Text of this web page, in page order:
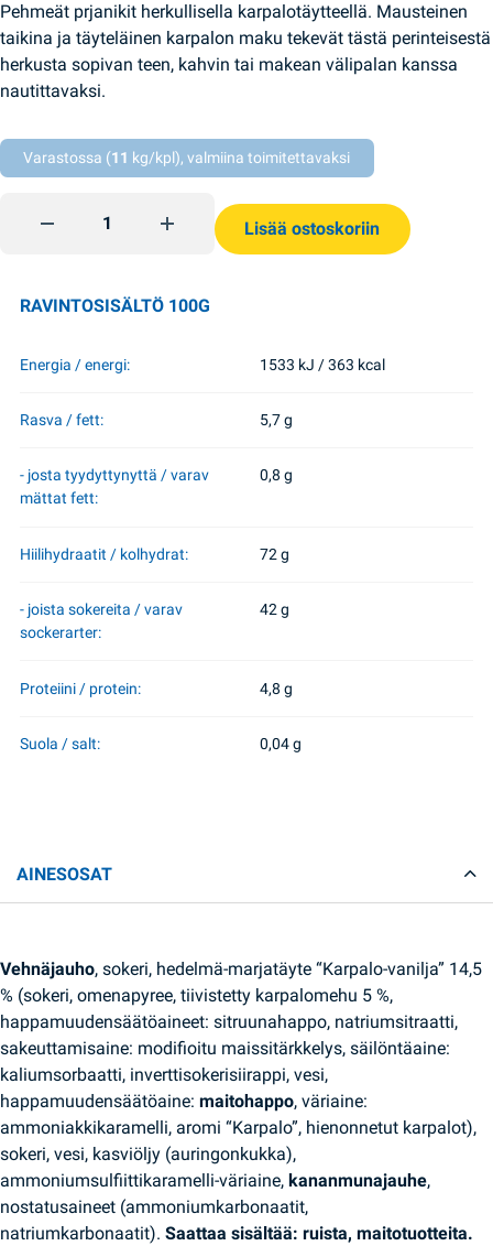
Pehmeät prjanikit herkullisella karpalotäytteellä. Mausteinen
taikina ja täyteläinen karpalon maku tekevät tästä perinteisestä
herkusta sopivan teen, kahvin tai makean välipalan kanssa
nautittavaksi.
Varastossa (11 kg/kpl), valmiina toimitettavaksi
Pryaniki karpalotäyte 250g KH quantity
Lisää ostoskoriin
RAVINTOSISÄLTÖ 100G
Energia / energi: 1533 kJ / 363 kcal
Rasva / fett: 5,7 g
- josta tyydyttynyttä / varav
mättat fett:
0,8 g
Hiilihydraatit / kolhydrat: 72 g
- joista sokereita / varav
sockerarter:
42 g
Proteiini / protein: 4,8 g
Suola / salt: 0,04 g
AINESOSAT
Vehnäjauho, sokeri, hedelmä-marjatäyte “Karpalo-vanilja” 14,5
% (sokeri, omenapyree, tiivistetty karpalomehu 5 %,
happamuudensäätöaineet: sitruunahappo, natriumsitraatti,
sakeuttamisaine: modifioitu maissitärkkelys, säilöntäaine:
kaliumsorbaatti, inverttisokerisiirappi, vesi,
happamuudensäätöaine: maitohappo, väriaine:
ammoniakkikaramelli, aromi “Karpalo”, hienonnetut karpalot),
sokeri, vesi, kasviöljy (auringonkukka),
ammoniumsulfiittikaramelli-väriaine, kananmunajauhe,
nostatusaineet (ammoniumkarbonaatit,
natriumkarbonaatit). Saattaa sisältää: ruista, maitotuotteita.